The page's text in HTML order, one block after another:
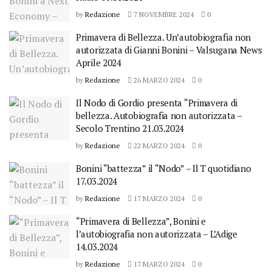
by Redazione 7 NOVEMBRE 2024 0
Primavera di Bellezza. Un’autobiografia non
autorizzata di Gianni Bonini – Valsugana News
Aprile 2024
by Redazione 26 MARZO 2024 0
Il Nodo di Gordio presenta “Primavera di
bellezza. Autobiografia non autorizzata –
Secolo Trentino 21.03.2024
by Redazione 22 MARZO 2024 0
Bonini “battezza” il “Nodo” – Il T quotidiano
17.03.2024
by Redazione 17 MARZO 2024 0
“Primavera di Bellezza”, Bonini e
l’autobiografia non autorizzata – L’Adige
14.03.2024
by Redazione 17 MARZO 2024 0